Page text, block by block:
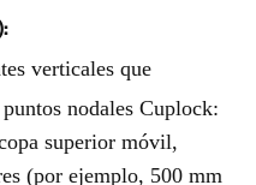
verticales que
nodales Cuplock:
superior móvil,
(por ejemplo, 500 mm